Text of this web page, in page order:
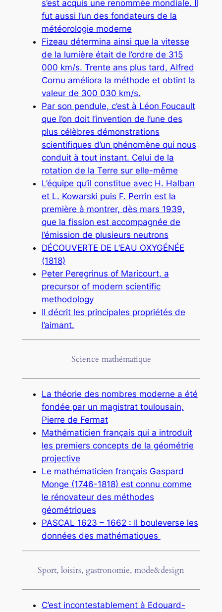
s’est acquis une renommée mondiale. Il
fut aussi l’un des fondateurs de la
météorologie moderne
Fizeau détermina ainsi que la vitesse
de la lumière était de l’ordre de 315
000 km/s. Trente ans plus tard, Alfred
Cornu améliora la méthode et obtint la
valeur de 300 030 km/s.
Par son pendule, c’est à Léon Foucault
que l’on doit l’invention de l’une des
plus célèbres démonstrations
scientifiques d’un phénomène qui nous
conduit à tout instant. Celui de la
rotation de la Terre sur elle-même
L’équipe qu’il constitue avec H. Halban
et L. Kowarski puis F. Perrin est la
première à montrer, dès mars 1939,
que la fission est accompagnée de
l’émission de plusieurs neutrons
DÉCOUVERTE DE L’EAU OXYGÉNÉE
(1818)
Peter Peregrinus of Maricourt, a
precursor of modern scientific
methodology
Il décrit les principales propriétés de
l’aimant.
Science mathématique
La théorie des nombres moderne a été
fondée par un magistrat toulousain,
Pierre de Fermat
Mathématicien français qui a introduit
les premiers concepts de la géométrie
projective
Le mathématicien français Gaspard
Monge (1746-1818) est connu comme
le rénovateur des méthodes
géométriques
PASCAL 1623 – 1662 : Il bouleverse les
données des mathématiques
Sport, loisirs, gastronomie, mode&design
C’est incontestablement à Edouard-